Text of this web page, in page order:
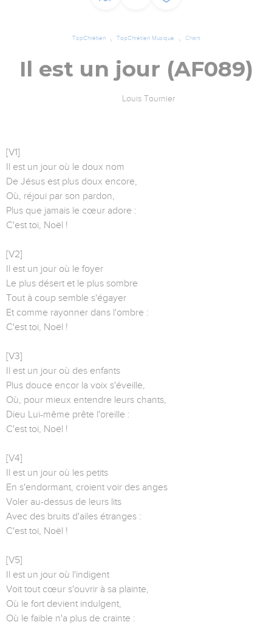
TopChrétien TopChrétien Musique Chant
Il est un jour (AF089)
Louis Tournier
[V1]
Il est un jour où le doux nom
De Jésus est plus doux encore,
Où, réjoui par son pardon,
Plus que jamais le cœur adore :
C'est toi, Noël !
[V2]
Il est un jour où le foyer
Le plus désert et le plus sombre
Tout à coup semble s'égayer
Et comme rayonner dans l'ombre :
C'est toi, Noël !
[V3]
Il est un jour où des enfants
Plus douce encor la voix s'éveille,
Où, pour mieux entendre leurs chants,
Dieu Lui-même prête l'oreille :
C'est toi, Noël !
[V4]
Il est un jour où les petits
En s'endormant, croient voir des anges
Voler au-dessus de leurs lits
Avec des bruits d'ailes étranges :
C'est toi, Noël !
[V5]
Il est un jour où l'indigent
Voit tout cœur s'ouvrir à sa plainte,
Où le fort devient indulgent,
Où le faible n'a plus de crainte :